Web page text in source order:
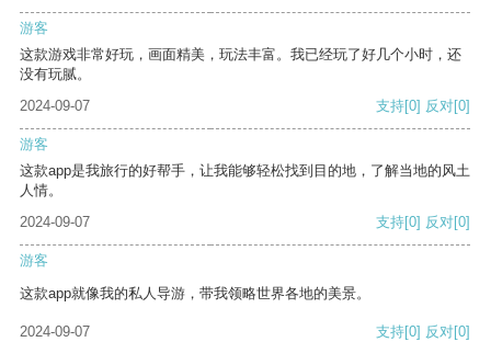
游客
这款游戏非常好玩，画面精美，玩法丰富。我已经玩了好几个小时，还
没有玩腻。
2024-09-07
支持[0] 反对[0]
游客
这款app是我旅行的好帮手，让我能够轻松找到目的地，了解当地的风土
人情。
2024-09-07
支持[0] 反对[0]
游客
这款app就像我的私人导游，带我领略世界各地的美景。
2024-09-07 支持[0] 反对[0]